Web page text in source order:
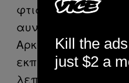
φτιάχνονται οι
αυνανίζεται. Τους
Αρκετά άτομα μου
εκπλήσσονται από
λεπτομερής είναι η
Kill the
just $2 a